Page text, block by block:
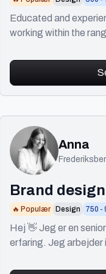
Educated and
working within the
Anna
Brand
🔥 Populær Design 750 -
Hej 👋 Jeg er en senior grafisk designer med 9 års
erfaring. Jeg